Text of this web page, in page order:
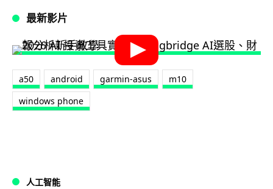
最新影片
a50 android garmin-asus
m10
windows phone
人工智能